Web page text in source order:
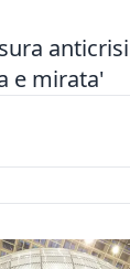
e mirata'